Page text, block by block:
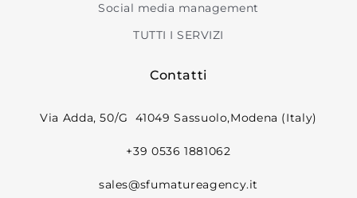
Contatti
Via Adda, 50/G 41049 Sassuolo,Modena (Italy)
+39 0536 1881062
sales@sfumatureagency.it
Social media management
TUTTI I SERVIZI